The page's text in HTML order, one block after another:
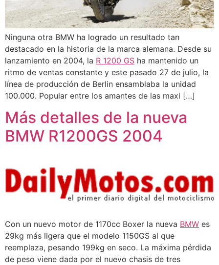
Ninguna otra BMW ha logrado un resultado tan
destacado en la historia de la marca alemana. Desde su
lanzamiento en 2004, la R 1200 GS ha mantenido un
ritmo de ventas constante y este pasado 27 de julio, la
línea de producción de Berlin ensamblaba la unidad
100.000. Popular entre los amantes de las maxi […]
Más detalles de la nueva
BMW R1200GS 2004
Con un nuevo motor de 1170cc Boxer la nueva BMW es
29kg más ligera que el modelo 1150GS al que
reemplaza, pesando 199kg en seco. La máxima pérdida
de peso viene dada por el nuevo chasis de tres